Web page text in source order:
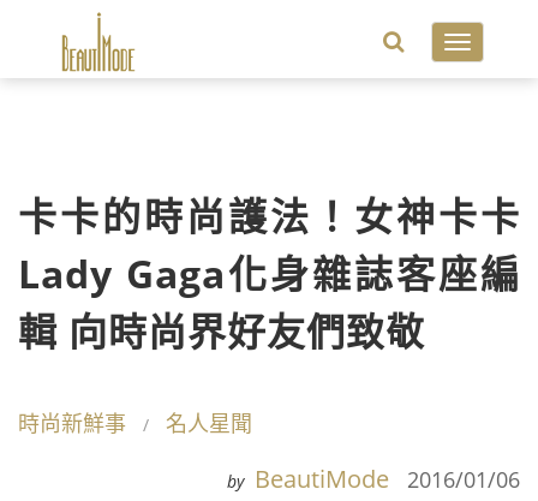
Toggle
卡卡的時尚護法！女神卡卡
Lady Gaga化身雜誌客座編
輯 向時尚界好友們致敬
時尚新鮮事 名人星聞
by BeautiMode 2016/01/06